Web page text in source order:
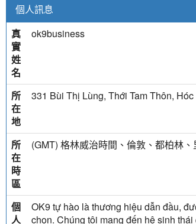
個人訊息
真
實
姓
名
ok9business
所
在
地
331 Bùi Thị Lùng, Thới Tam Thôn,
所
在
時
區
(GMT) 格林威治時間、倫敦、都柏林
個
人
OK9 tự hào là thương hiệu dẫn đầu,
chọn. Chúng tôi mang đến hệ sinh